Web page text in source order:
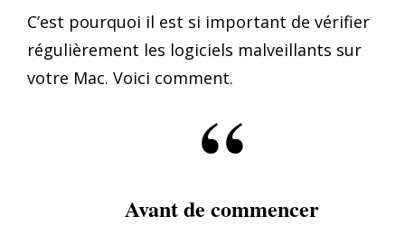
C’est pourquoi il est si important de vérifier
régulièrement les logiciels malveillants sur
votre Mac. Voici comment.
Avant de commencer